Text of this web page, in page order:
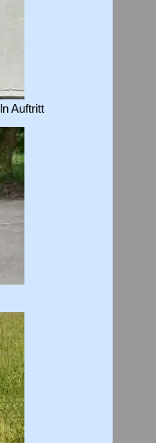
Auftritt